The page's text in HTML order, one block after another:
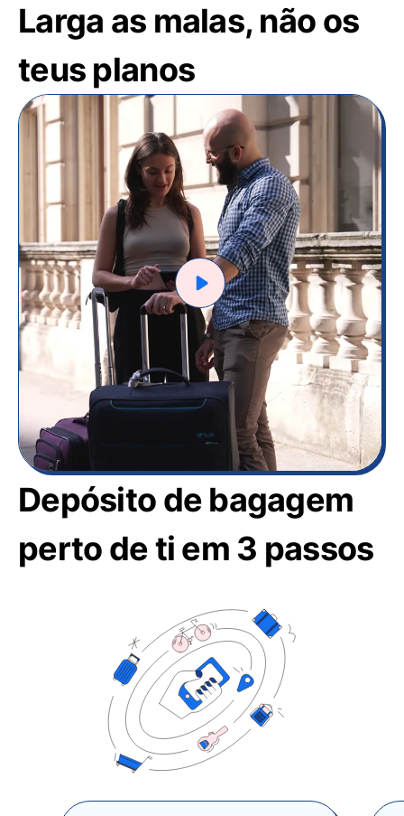
Larga as malas, não os
teus planos
Depósito de bagagem
perto de ti em 3 passos